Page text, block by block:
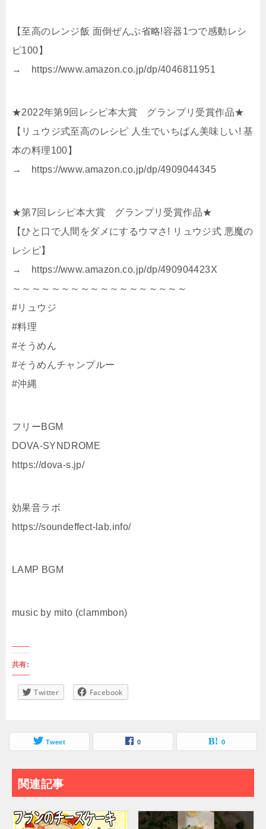
【至高のレンジ飯 面倒ぜんぶ省略!容器1つで感動レシ
ピ100】
→ https://www.amazon.co.jp/dp/4046811951
★2022年第9回レシピ本大賞 グランプリ受賞作品★
【リュウジ式至高のレシピ 人生でいちばん美味しい! 基
本の料理100】
→ https://www.amazon.co.jp/dp/4909044345
★第7回レシピ本大賞 グランプリ受賞作品★
【ひと口で人間をダメにするウマさ! リュウジ式 悪魔の
レシピ】
→ https://www.amazon.co.jp/dp/490904423X
～～～～～～～～～～～～～～～～～～
#リュウジ
#料理
#そうめん
#そうめんチャンプルー
#沖縄
フリーBGM
DOVA-SYNDROME
https://dova-s.jp/
効果音ラボ
https://soundeffect-lab.info/
LAMP BGM
music by mito (clammbon)
共有:
Twitter Facebook
Tweet 0 0
関連記事